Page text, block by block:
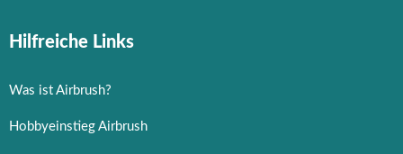
Hilfreiche Links
Was ist Airbrush?
Hobbyeinstieg Airbrush